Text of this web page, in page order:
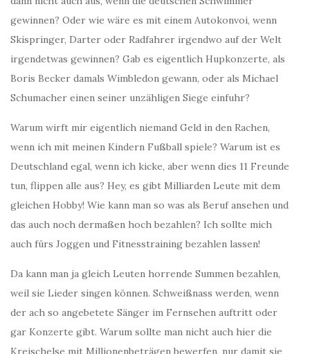
gewinnen? Oder wie wäre es mit einem Autokonvoi, wenn
Skispringer, Darter oder Radfahrer irgendwo auf der Welt
irgendetwas gewinnen? Gab es eigentlich Hupkonzerte, als
Boris Becker damals Wimbledon gewann, oder als Michael
Schumacher einen seiner unzähligen Siege einfuhr?
Warum wirft mir eigentlich niemand Geld in den Rachen,
wenn ich mit meinen Kindern Fußball spiele? Warum ist es
Deutschland egal, wenn ich kicke, aber wenn dies 11 Freunde
tun, flippen alle aus? Hey, es gibt Milliarden Leute mit dem
gleichen Hobby! Wie kann man so was als Beruf ansehen und
das auch noch dermaßen hoch bezahlen? Ich sollte mich
auch fürs Joggen und Fitnesstraining bezahlen lassen!
Da kann man ja gleich Leuten horrende Summen bezahlen,
weil sie Lieder singen können. Schweißnass werden, wenn
der ach so angebetete Sänger im Fernsehen auftritt oder
gar Konzerte gibt. Warum sollte man nicht auch hier die
Kreischelse mit Millionenbeträgen bewerfen, nur damit sie